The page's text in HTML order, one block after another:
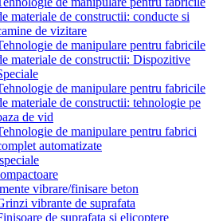
materiale de constructii: conducte si
de vizitare
de manipulare pentru fabricile
materiale de constructii: Dispozitive
de manipulare pentru fabricile
materiale de constructii: tehnologie pe
de vid
de manipulare pentru fabrici
automatizate
vibrare/finisare beton
vibrante de suprafata
de suprafata si elicoptere